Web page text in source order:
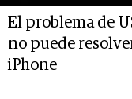
El problema de
no puede
iPhone